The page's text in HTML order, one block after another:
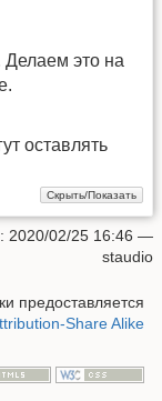
Делаем это на
оставлять
2020/02/25 16:46 —
staudio
предоставляется
Share Alike